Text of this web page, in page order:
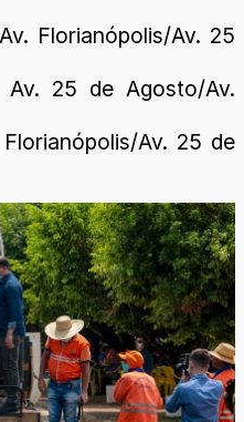
Florianópolis/Av. 25
25 de Agosto/Av.
Av. 25 de